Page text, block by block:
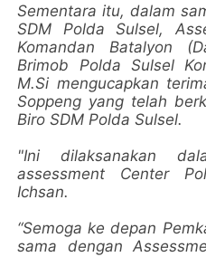
Sementara itu, dalam
SDM Polda Sulsel,
Komandan Batalyon
Brimob Polda Sulsel
M.Si mengucapkan
Soppeng yang telah
Biro SDM Polda Sulsel.
"Ini dilaksanakan
assessment Center
Ichsan.
“Semoga ke depan
sama dengan